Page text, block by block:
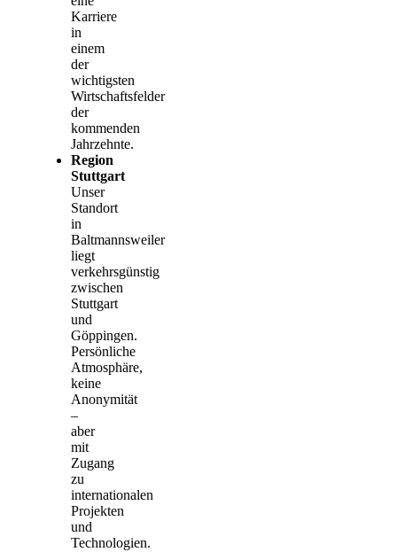
Karriere
in
einem
der
wichtigsten
Wirtschaftsfelder
der
kommenden
Jahrzehnte.
Region
Stuttgart
Unser
Standort
in
Baltmannsweiler
liegt
verkehrsgünstig
zwischen
Stuttgart
und
Göppingen.
Persönliche
Atmosphäre,
keine
Anonymität
–
aber
mit
Zugang
zu
internationalen
Projekten
und
Technologien.